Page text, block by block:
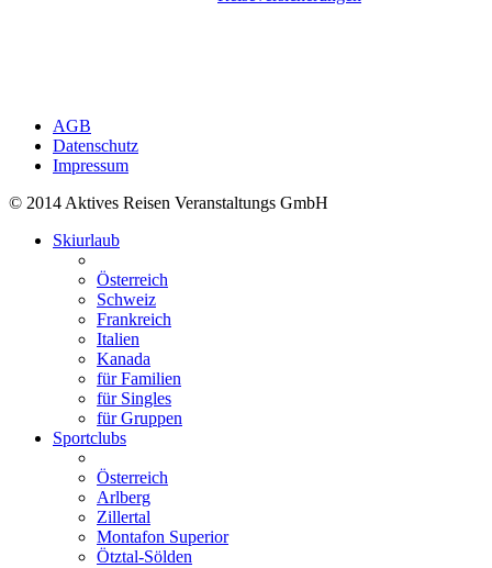
AGB
Datenschutz
Impressum
© 2014 Aktives Reisen Veranstaltungs GmbH
Skiurlaub
Österreich
Schweiz
Frankreich
Italien
Kanada
für Familien
für Singles
für Gruppen
Sportclubs
Österreich
Arlberg
Zillertal
Montafon Superior
Ötztal-Sölden